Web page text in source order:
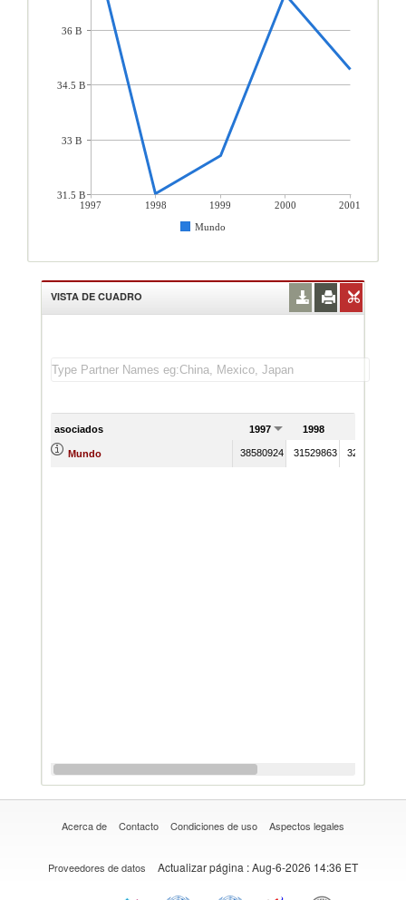
1997 1998 1999 2000
2001
Mundo
36 B
34.5 B
33 B
31.5 B
VISTA DE CUADRO
asociados 1997 1998
Mundo 38580924 31529863 32568125
Acerca de Contacto Condiciones de uso Aspectos legales
Proveedores de datos Actualizar página : Aug-6-2026 14:36 ET